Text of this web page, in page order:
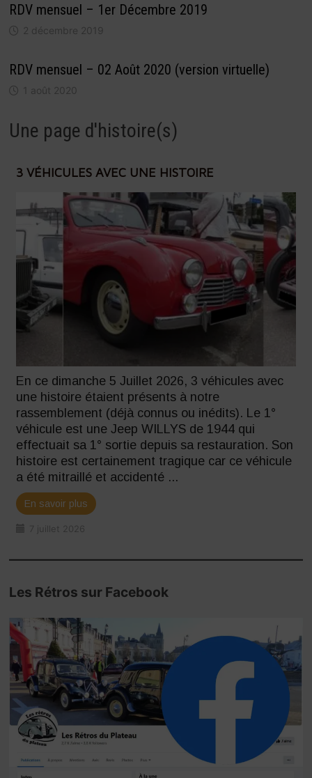
RDV mensuel – 1er Décembre 2019
2 décembre 2019
RDV mensuel – 02 Août 2020 (version virtuelle)
1 août 2020
Une page d'histoire(s)
3 VÉHICULES AVEC UNE HISTOIRE
En ce dimanche 5 Juillet 2026, 3 véhicules avec
une histoire étaient présents à notre
rassemblement (déjà connus ou inédits). Le 1°
véhicule est une Jeep WILLYS de 1944 qui
effectuait sa 1° sortie depuis sa restauration. Son
histoire est certainement tragique car ce véhicule
a été mitraillé et accidenté ...
En savoir plus
7 juillet 2026
Les Rétros sur Facebook